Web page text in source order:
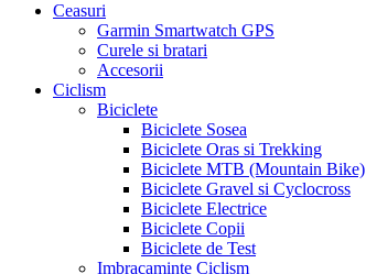
Ceasuri
Garmin Smartwatch GPS
Curele si bratari
Accesorii
Ciclism
Biciclete
Biciclete Sosea
Biciclete Oras si Trekking
Biciclete MTB (Mountain Bike)
Biciclete Gravel si Cyclocross
Biciclete Electrice
Biciclete Copii
Biciclete de Test
Imbracaminte Ciclism